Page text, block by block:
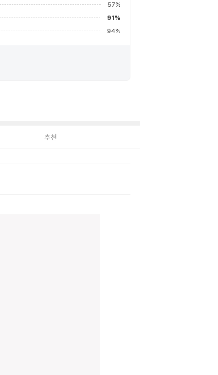
57%
91%
94%
추천